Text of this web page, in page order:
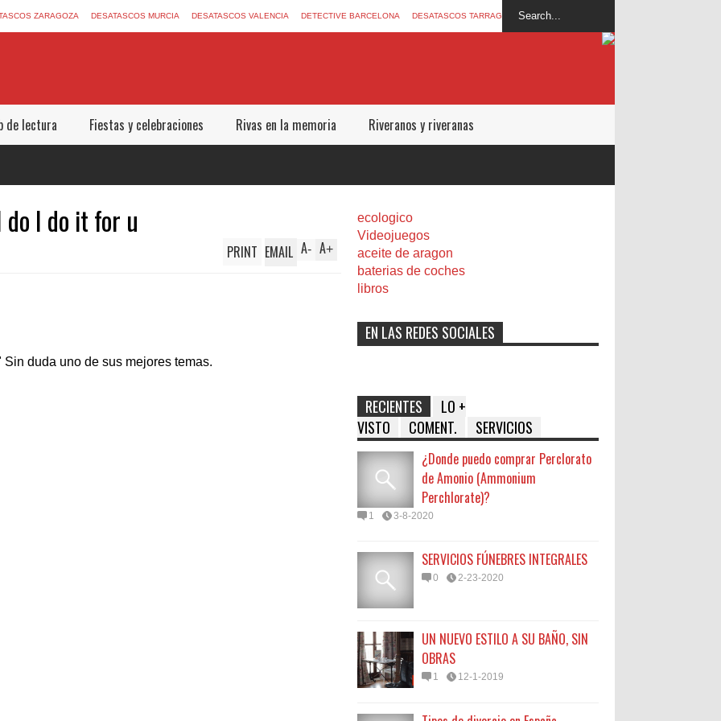
ZARAGOZA DESATASCOS MURCIA DESATASCOS VALENCIA DETECTIVE BARCELONA DESATASCOS TARRAGONA
de lectura Fiestas y celebraciones Rivas en la memoria Riveranos y riveranas
I do it for u
A+
A-
PRINT EMAIL
duda uno de sus mejores temas.
ecologico
Videojuegos
aceite de aragon
baterias de coches
libros
EN LAS REDES SOCIALES
RECIENTES
LO +
VISTO
COMENT. SERVICIOS
¿Donde puedo comprar Perclorato
de Amonio (Ammonium
Perchlorate)?
1 3-8-2020
SERVICIOS FÚNEBRES INTEGRALES
0 2-23-2020
UN NUEVO ESTILO A SU BAÑO, SIN
OBRAS
1 12-1-2019